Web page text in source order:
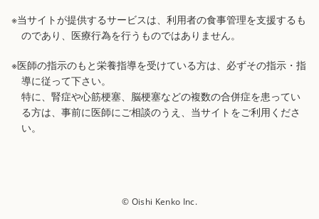
※当サイトが提供するサービスは、利用者の食事管理を支援するも
のであり、医療行為を行うものではありません。
※医師の指示のもと栄養指導を受けている方は、必ずその指示・指
導に従って下さい。
特に、腎症や心筋梗塞、脳梗塞などの複数の合併症を患ってい
る方は、事前に医師にご相談のうえ、当サイトをご利用くださ
い。
© Oishi Kenko Inc.